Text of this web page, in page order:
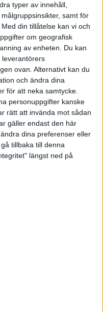
typer av innehåll,
samt för
Med din tillåtelse kan vi och
om geografisk
av enheten. Du kan
leverantörers
ovan. Alternativt kan du
och ändra dina
för att neka samtycke.
personuppgifter kanske
rätt att invända mot sådan
gäller endast den här
dina preferenser eller
tillbaka till denna
längst ned på
International Air
199 pass och
inget visum krävs
visum vid ankomst,
ut